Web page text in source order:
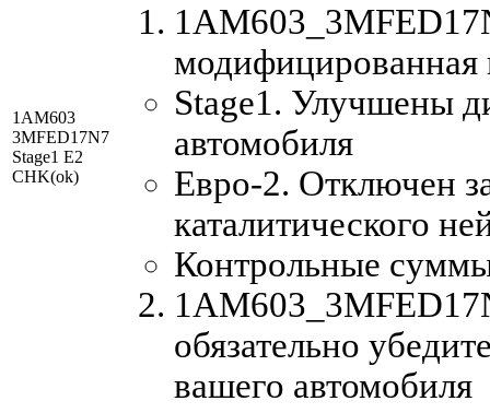
1AM603
3MFED17N7
Stage1 E2
CHK(ok)
Stage1. Улучшены
автомобиля
Евро-2. Отключен
каталитического
Контрольные
обязательно
вашего автомобиля